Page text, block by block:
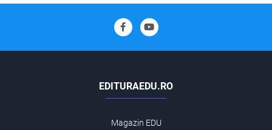
EDITURAEDU.RO
Magazin EDU